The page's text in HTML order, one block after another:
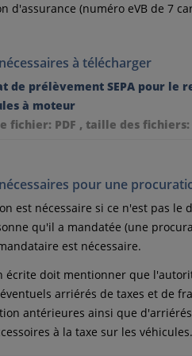
d'assurance (numéro eVB de 7
à télécharger
de prélèvement SEPA pour le
à moteur
fichier: PDF , taille des fichiers:
pour une
est nécessaire si ce n'est pas
qu'il a mandatée (une
est nécessaire.
écrite doit mentionner que
arriérés de taxes et de
antérieures ainsi que
à la taxe sur les véhicules.